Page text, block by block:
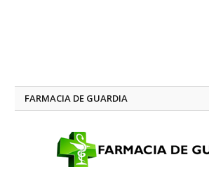
FARMACIA DE GUARDIA